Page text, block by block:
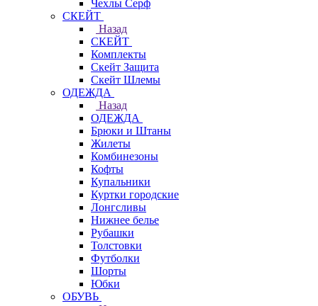
Чехлы Cерф
СКЕЙТ
Назад
СКЕЙТ
Комплекты
Скейт Защита
Скейт Шлемы
ОДЕЖДА
Назад
ОДЕЖДА
Брюки и Штаны
Жилеты
Комбинезоны
Кофты
Купальники
Куртки городские
Лонгсливы
Нижнее белье
Рубашки
Толстовки
Футболки
Шорты
Юбки
ОБУВЬ